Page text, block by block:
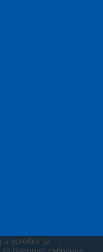
условия за